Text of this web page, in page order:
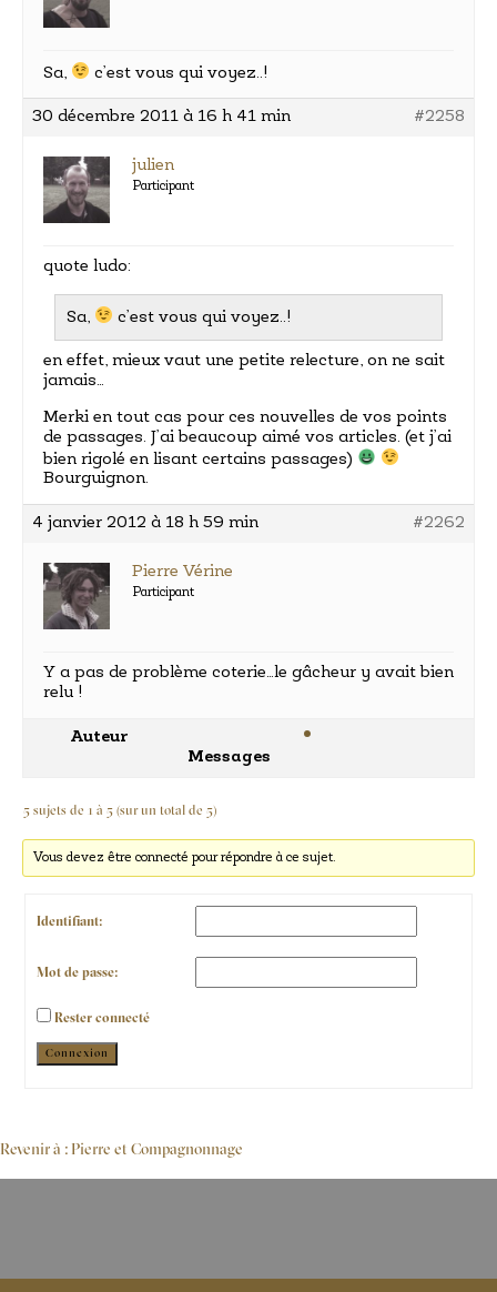
Sa, c’est vous qui voyez..!
30 décembre 2011 à 16 h 41 min #2258
julien
Participant
quote ludo:
Sa, c’est vous qui voyez..!
en effet, mieux vaut une petite relecture, on ne sait
jamais…
Merki en tout cas pour ces nouvelles de vos points
de passages. J’ai beaucoup aimé vos articles. (et j’ai
bien rigolé en lisant certains passages)
Bourguignon.
4 janvier 2012 à 18 h 59 min #2262
Pierre Vérine
Participant
Y a pas de problème coterie…le gâcheur y avait bien
relu !
Auteur
Messages
5 sujets de 1 à 5 (sur un total de 5)
Vous devez être connecté pour répondre à ce sujet.
Identifiant:
Mot de passe:
Rester connecté
Alternative:
Connexion
Revenir à : Pierre et Compagnonnage